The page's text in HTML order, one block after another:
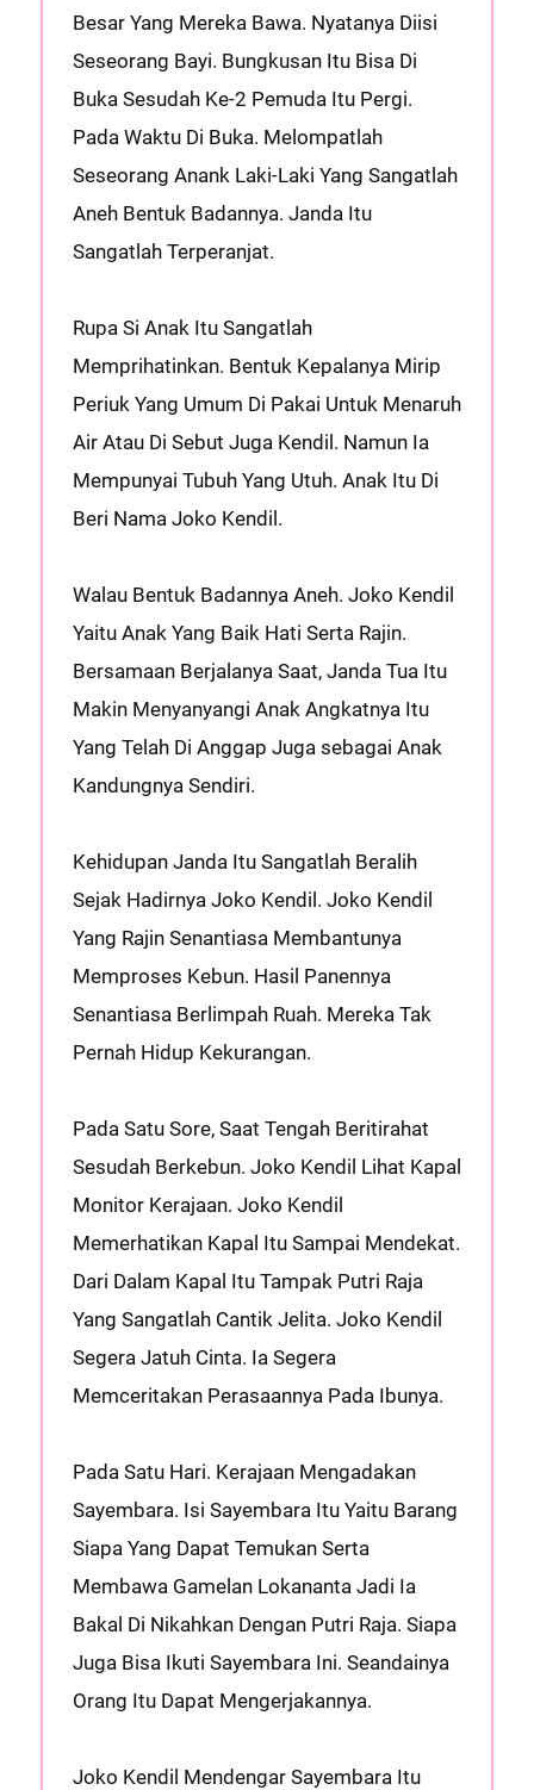
Besar Yang Mereka Bawa. Nyatanya Diisi
Seseorang Bayi. Bungkusan Itu Bisa Di
Buka Sesudah Ke-2 Pemuda Itu Pergi.
Pada Waktu Di Buka. Melompatlah
Seseorang Anank Laki-Laki Yang Sangatlah
Aneh Bentuk Badannya. Janda Itu
Sangatlah Terperanjat.
Rupa Si Anak Itu Sangatlah
Memprihatinkan. Bentuk Kepalanya Mirip
Periuk Yang Umum Di Pakai Untuk Menaruh
Air Atau Di Sebut Juga Kendil. Namun Ia
Mempunyai Tubuh Yang Utuh. Anak Itu Di
Beri Nama Joko Kendil.
Walau Bentuk Badannya Aneh. Joko Kendil
Yaitu Anak Yang Baik Hati Serta Rajin.
Bersamaan Berjalanya Saat, Janda Tua Itu
Makin Menyanyangi Anak Angkatnya Itu
Yang Telah Di Anggap Juga sebagai Anak
Kandungnya Sendiri.
Kehidupan Janda Itu Sangatlah Beralih
Sejak Hadirnya Joko Kendil. Joko Kendil
Yang Rajin Senantiasa Membantunya
Memproses Kebun. Hasil Panennya
Senantiasa Berlimpah Ruah. Mereka Tak
Pernah Hidup Kekurangan.
Pada Satu Sore, Saat Tengah Beritirahat
Sesudah Berkebun. Joko Kendil Lihat Kapal
Monitor Kerajaan. Joko Kendil
Memerhatikan Kapal Itu Sampai Mendekat.
Dari Dalam Kapal Itu Tampak Putri Raja
Yang Sangatlah Cantik Jelita. Joko Kendil
Segera Jatuh Cinta. Ia Segera
Memceritakan Perasaannya Pada Ibunya.
Pada Satu Hari. Kerajaan Mengadakan
Sayembara. Isi Sayembara Itu Yaitu Barang
Siapa Yang Dapat Temukan Serta
Membawa Gamelan Lokananta Jadi Ia
Bakal Di Nikahkan Dengan Putri Raja. Siapa
Juga Bisa Ikuti Sayembara Ini. Seandainya
Orang Itu Dapat Mengerjakannya.
Joko Kendil Mendengar Sayembara Itu